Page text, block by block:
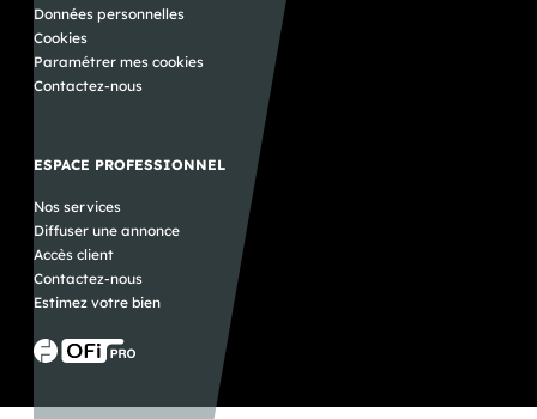
Données personnelles
Cookies
Paramétrer mes cookies
Contactez-nous
ESPACE PROFESSIONNEL
Nos services
Diffuser une annonce
Accès client
Contactez-nous
Estimez votre bien